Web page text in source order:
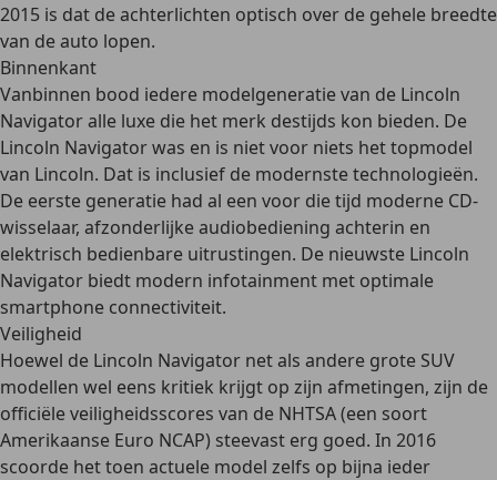
2015 is dat deachterlichten optisch over de gehele breedte
van de auto lopen.
Binnenkant
Vanbinnen bood iedere modelgeneratie van de Lincoln
Navigator alle luxe die het merk destijds kon bieden. De
Lincoln Navigator was en is niet voor niets hettopmodel
van Lincoln. Dat is inclusief de modernste technologieën.
De eerste generatie had al een voor die tijd moderne CD-
wisselaar, afzonderlijke audiobediening achterin en
elektrisch bedienbare uitrustingen. De nieuwste Lincoln
Navigator biedt modern infotainment met optimale
smartphone connectiviteit.
Veiligheid
Hoewel de Lincoln Navigator net als andere grote SUV
modellen wel eens kritiek krijgt op zijn afmetingen, zijn de
officiële veiligheidsscores van de NHTSA (een soort
Amerikaanse Euro NCAP) steevast erg goed. In 2016
scoorde het toen actuele model zelfs op bijna ieder